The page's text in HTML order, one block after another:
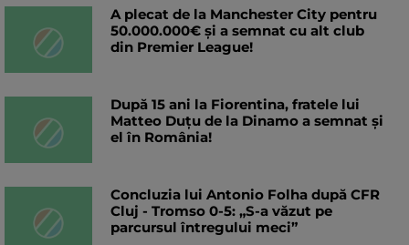
A plecat de la Manchester City pentru
50.000.000€ și a semnat cu alt club
din Premier League!
După 15 ani la Fiorentina, fratele lui
Matteo Duțu de la Dinamo a semnat și
el în România!
Concluzia lui Antonio Folha după CFR
Cluj - Tromso 0-5: „S-a văzut pe
parcursul întregului meci”